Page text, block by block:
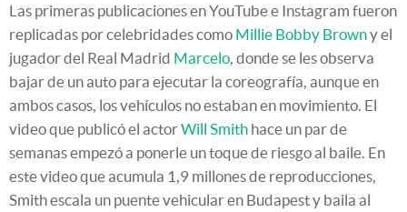
Las primeras publicaciones en YouTube e Instagram fueron
replicadas por celebridades como Millie Bobby Browny el
jugador del Real Madrid Marcelo , donde se les observa
bajar de un auto para ejecutar la coreografía, aunque en
ambos casos, los vehículos no estaban en movimiento. El
video que publicó el actorWill Smith hace un par de
semanas empezó a ponerle un toque de riesgo al baile. En
este video que acumula 1,9 millones de reproducciones,
Smith escala un puente vehicular en Budapest y baila al